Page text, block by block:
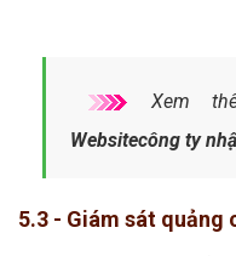
5 - Quy trình
công ty nhập